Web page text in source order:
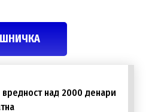
вредност над 2000 денари